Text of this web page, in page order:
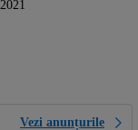
2021
Vezi anunțurile